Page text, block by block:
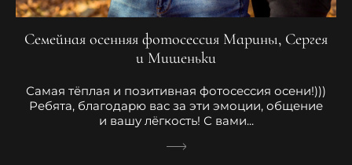
Семейная осенняя фотосессия Марины, Сергея
и Мишеньки
Самая тёплая и позитивная фотосессия осени!)))
Ребята, благодарю вас за эти эмоции, общение
и вашу лёгкость! С вами...